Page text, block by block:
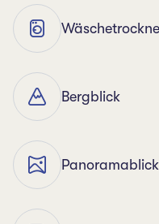
Bergblick
Panoramablick